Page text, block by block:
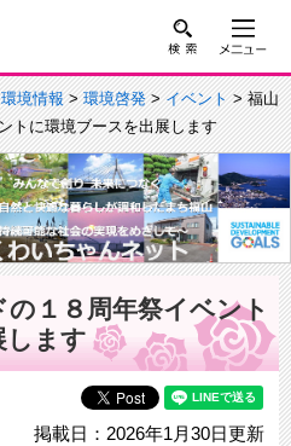
境情報>環境啓発>イベント> 福山
トに環境ブースを出展します
１８周年祭イベント
します
掲載日：2026年1月30日更新